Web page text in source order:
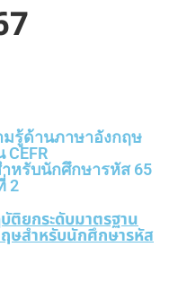
รู้ด้านภาษาอังกฤษ
หรับนักศึกษารหัส 65
2
ติยกระดับมาตรฐาน
ษสำหรับนักศึกษารหัส